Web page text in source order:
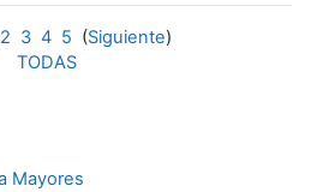
2 3 4 5 (Siguiente)
TODAS
Mayores